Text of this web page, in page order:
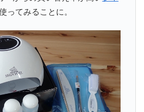
ってみることに。